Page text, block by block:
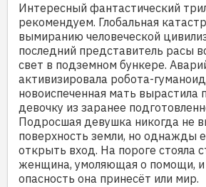
Интересный фантастический
рекомендуем. Глобальная
вымиранию человеческой
последний представитель расы
свет в подземном бункере.
активизировала робота-
новоиспеченная мать вырастила
девочку из заранее
Подросшая девушка никогда не
поверхность земли, но однажды
открыть вход. На пороге стояла
женщина, умоляющая о помощи, и
опасность она принесёт или мир.